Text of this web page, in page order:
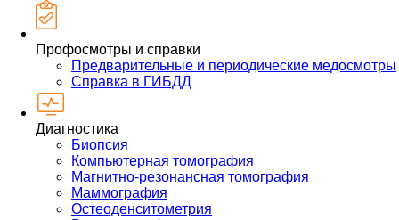
Профосмотры и справки
Предварительные и периодические медосмотры
Справка в ГИБДД
Диагностика
Биопсия
Компьютерная томография
Магнитно-резонансная томография
Маммография
Остеоденситометрия